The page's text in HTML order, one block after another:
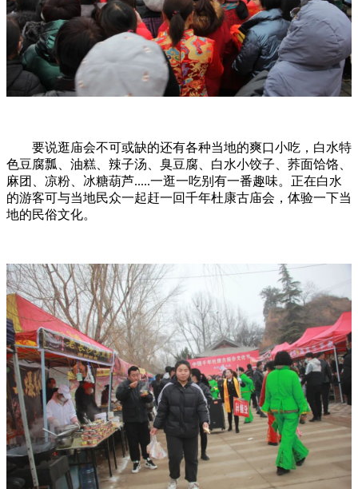
要说逛庙会不可或缺的还有各种当地的爽口小吃，白水特
色豆腐瓢、油糕、辣子汤、臭豆腐、白水小饺子、荞面饸饹、
麻团、凉粉、冰糖葫芦.....一逛一吃别有一番趣味。正在白水
的游客可与当地民众一起赶一回千年杜康古庙会，体验一下当
地的民俗文化。